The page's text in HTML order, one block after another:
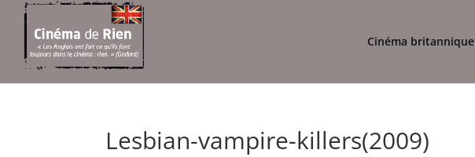
Cinéma britannique
Lesbian-vampire-killers(2009)